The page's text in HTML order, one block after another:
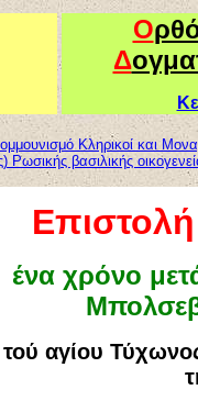
Ο
Δ
Κληρικοί και
Ρωσικής βασιλικής
ένα χρόνο
τού αγίου